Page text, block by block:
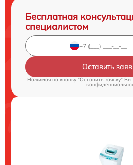
Бесплатная
специалистом
Оставить
Нажимая на кнопку "Оставить заявку"